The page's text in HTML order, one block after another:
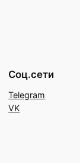
Соц.сети
Telegram
VK